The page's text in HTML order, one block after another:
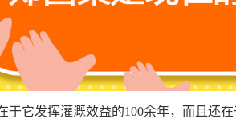
于它发挥灌溉效益的100余年，而且还